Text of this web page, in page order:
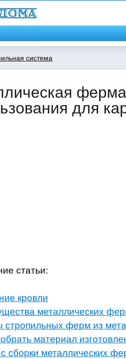
система
для
статьи:
кровли
металлических
стропильных ферм из
материал
сборки металлических